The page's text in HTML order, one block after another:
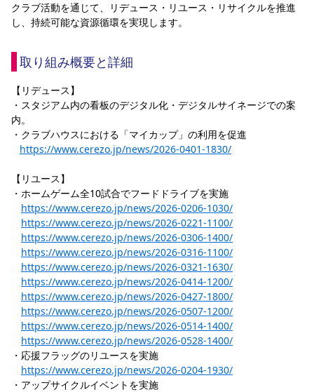
クラブ活動を通じて、リデュース・リユース・リサイクルを推進
し、持続可能な資源循環を実現します。
取り組み概要と詳細
【リデュース】
・スタジアム内の看板のデジタル化・デジタルサイネージでの案
内。
・クラブハウスにおける「マイカップ」の利用を促進
https://www.cerezo.jp/news/2026-0401-1830/
【リユース】
・ホームゲーム全10試合でフードドライブを実施
https://www.cerezo.jp/news/2026-0206-1030/
https://www.cerezo.jp/news/2026-0221-1100/
https://www.cerezo.jp/news/2026-0306-1400/
https://www.cerezo.jp/news/2026-0316-1100/
https://www.cerezo.jp/news/2026-0321-1630/
https://www.cerezo.jp/news/2026-0414-1200/
https://www.cerezo.jp/news/2026-0427-1800/
https://www.cerezo.jp/news/2026-0507-1200/
https://www.cerezo.jp/news/2026-0514-1400/
https://www.cerezo.jp/news/2026-0528-1400/
・応援フラッグのリユースを実施
https://www.cerezo.jp/news/2026-0204-1930/
・アップサイクルイベントを実施